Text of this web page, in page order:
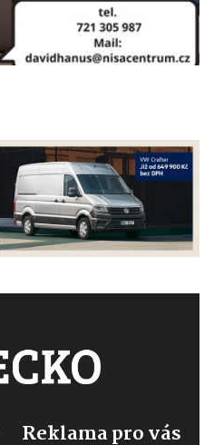
Reklama pro vás